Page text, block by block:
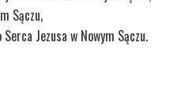
Sączu,
Jezusa w Nowym Sączu.